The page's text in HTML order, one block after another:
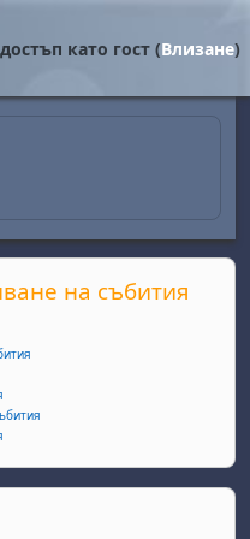
като гост (Влизане)
blocks
на събития
на събития